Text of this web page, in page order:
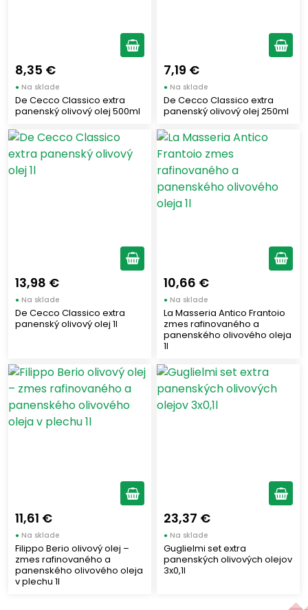
8,35 €
● Na sklade
De Cecco Classico extra
panenský olivový olej 500ml
7,19 €
● Na sklade
De Cecco Classico extra
panenský olivový olej 250ml
13,98 €
● Na sklade
De Cecco Classico extra
panenský olivový olej 1l
10,66 €
● Na sklade
La Masseria Antico Frantoio
zmes rafinovaného a
panenského olivového oleja
1l
11,61 €
● Na sklade
Filippo Berio olivový olej –
zmes rafinovaného a
panenského olivového oleja
v plechu 1l
23,37 €
● Na sklade
Guglielmi set extra
panenských olivových olejov
3x0,1l